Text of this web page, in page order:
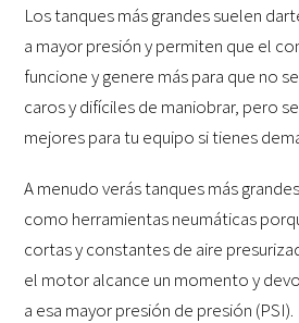
Los tanques más grandes suelen
a mayor presión y permiten que el
funcione y genere más para que no
caros y difíciles de maniobrar, pero
mejores para tu equipo si tienes
A menudo verás tanques más
como herramientas neumáticas
cortas y constantes de aire
el motor alcance un momento y
a esa mayor presión de presión (PSI).